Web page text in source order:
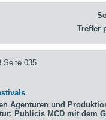
Treffer
Seite 035
Agenturen und
Publicis MCD mit dem